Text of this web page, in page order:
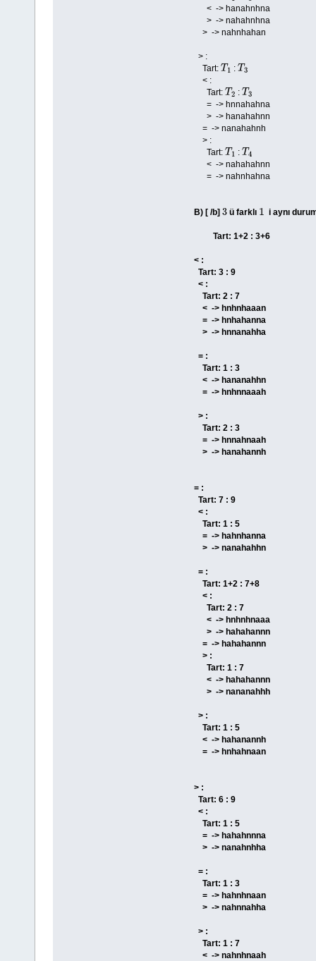
< -> hanahnhna
> -> nahahnhna
> -> nahnhahan
> :
Tart: T1 : T3
< :
Tart: T2 : T3
= -> hnnahahna
> -> hanahahnn
= -> nanahahnh
> :
Tart: T1 : T4
< -> nahahahnn
= -> nahnhahna
B) [ /b] 3 ü farklı 1 i aynı
Tart: 1+2 : 3+6
< :
Tart: 3 : 9
< :
Tart: 2 : 7
< -> hnhnhaaan
= -> hnhahanna
> -> hnnanahha
= :
Tart: 1 : 3
< -> hananahhn
= -> hnhnnaaah
> :
Tart: 2 : 3
= -> hnnahnaah
> -> hanahannh
= :
Tart: 7 : 9
< :
Tart: 1 : 5
= -> hahnhanna
> -> nanahahhn
= :
Tart: 1+2 : 7+8
< :
Tart: 2 : 7
< -> hnhnhnaaa
> -> hahahannn
= -> hahahannn
> :
Tart: 1 : 7
< -> hahahannn
> -> nananahhh
> :
Tart: 1 : 5
< -> hahanannh
= -> hnhahnaan
> :
Tart: 6 : 9
< :
Tart: 1 : 5
= -> hahahnnna
> -> nanahnhha
= :
Tart: 1 : 3
= -> hahnhnaan
> -> nahnnahha
> :
Tart: 1 : 7
< -> nahnhnaah